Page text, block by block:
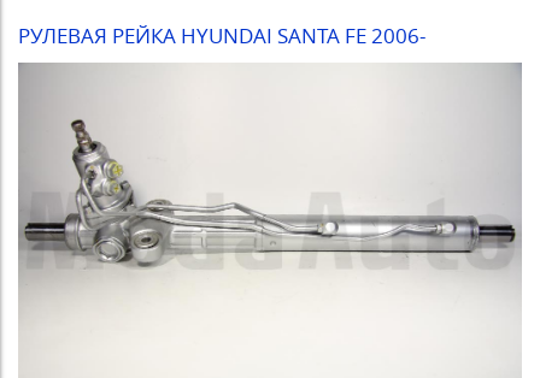
РУЛЕВАЯ РЕЙКА HYUNDAI SANTA FE 2006-